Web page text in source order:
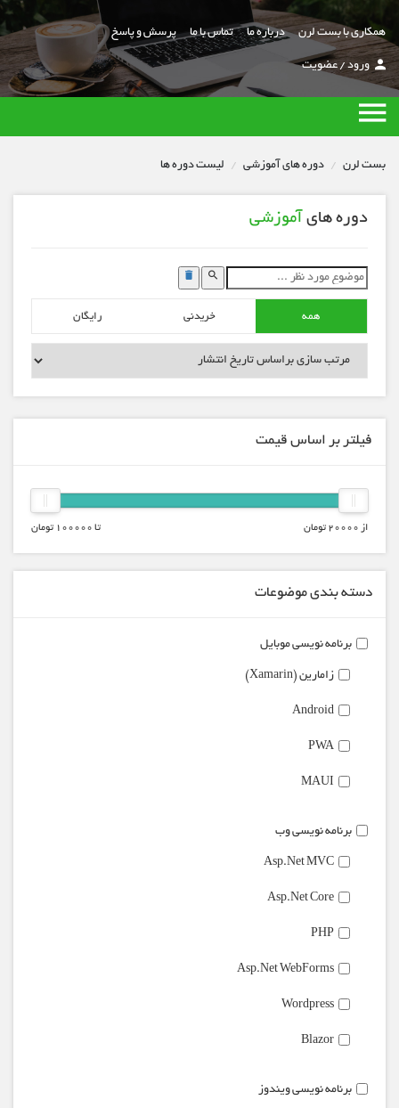
همکاری با بست لرن درباره ما تماس با ما پرسش و پاسخ
ورود/عضویت
بست لرن دوره های آموزشی لیست دوره ها
دوره های آموزشی
همه خریدنی رایگان
فیلتر بر اساس قیمت
تا 100000 تومان از 20000 تومان
دسته بندی موضوعات
برنامه نویسی موبایل
زامارین (Xamarin)
Android
PWA
MAUI
برنامه نویسی وب
Asp.Net MVC
Asp.Net Core
PHP
Asp.Net WebForms
Wordpress
Blazor
برنامه نویسی ویندوز